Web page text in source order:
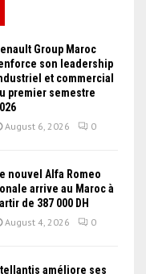
Group Maroc
son leadership
et commercial
premier semestre
August 6, 2026 0
nouvel Alfa Romeo
arrive au Maroc à
de 387 000 DH
August 4, 2026 0
améliore ses